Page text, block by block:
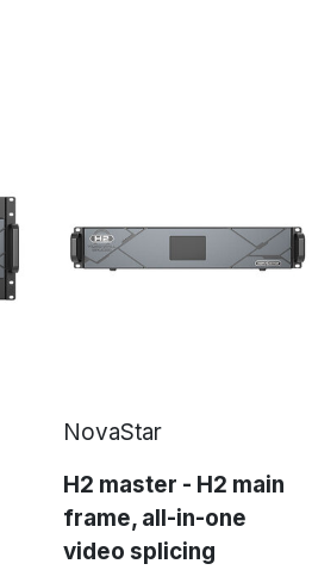
NovaStar
H2 master - H2 main
frame, all-in-one
video splicing